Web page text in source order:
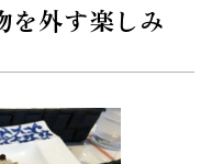
を外す楽しみ